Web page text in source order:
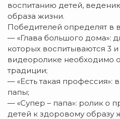
воспитанию детей,
образа жизни.
Победителей определят в
— «Глава большого дома»:
которых воспитываются 3
видеоролике необходимо
традиции;
— «Есть такая профессия»:
папы;
— «Супер – папа»: ролик о
детей к здоровому образу